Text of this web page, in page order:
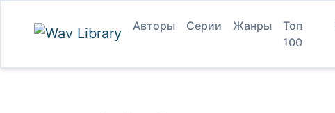
Авторы Серии Жанры
Топ
100